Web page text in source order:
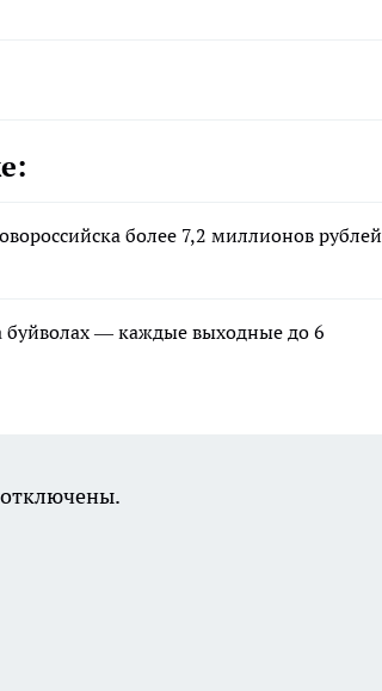
более 7,2 миллионов рублей
буйволах — каждые выходные до 6